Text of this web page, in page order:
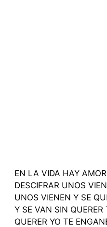
EN LA VIDA HAY
DESCIFRAR UNOS
UNOS VIENEN Y SE
Y SE VAN SIN QUERER
QUERER YO TE